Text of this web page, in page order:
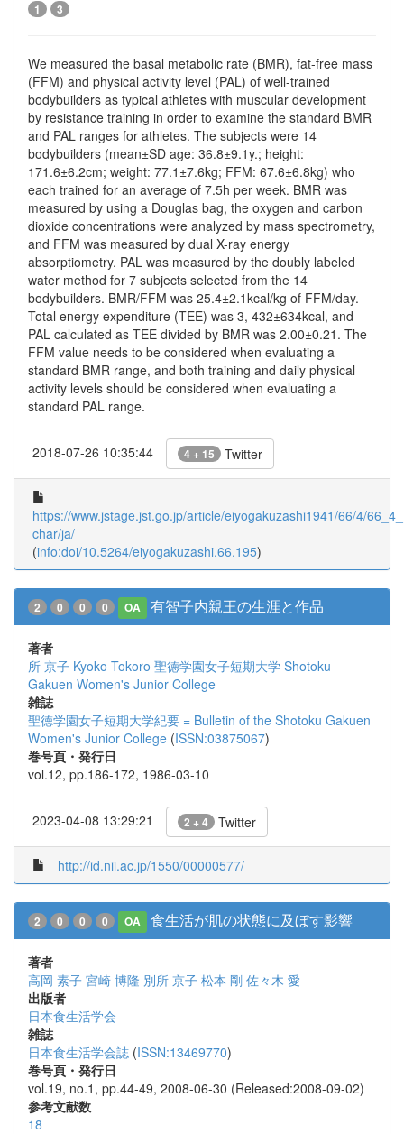
1 3
We measured the basal metabolic rate (BMR), fat-free mass
(FFM) and physical activity level (PAL) of well-trained
bodybuilders as typical athletes with muscular development
by resistance training in order to examine the standard BMR
and PAL ranges for athletes. The subjects were 14
bodybuilders (mean±SD age: 36.8±9.1y.; height:
171.6±6.2cm; weight: 77.1±7.6kg; FFM: 67.6±6.8kg) who
each trained for an average of 7.5h per week. BMR was
measured by using a Douglas bag, the oxygen and carbon
dioxide concentrations were analyzed by mass spectrometry,
and FFM was measured by dual X-ray energy
absorptiometry. PAL was measured by the doubly labeled
water method for 7 subjects selected from the 14
bodybuilders. BMR/FFM was 25.4±2.1kcal/kg of FFM/day.
Total energy expenditure (TEE) was 3, 432±634kcal, and
PAL calculated as TEE divided by BMR was 2.00±0.21. The
FFM value needs to be considered when evaluating a
standard BMR range, and both training and daily physical
activity levels should be considered when evaluating a
standard PAL range.
2018-07-26 10:35:44 4 + 15 Twitter
https://www.jstage.jst.go.jp/article/eiyogakuzashi1941/66/4/
char/ja/
(info:doi/10.5264/eiyogakuzashi.66.195)
2 0 0 0 OA 有智子内親王の生涯と作品
著者
所 京子 Kyoko Tokoro 聖徳学園女子短期大学 Shotoku
Gakuen Women's Junior College
雑誌
聖徳学園女子短期大学紀要 = Bulletin of the Shotoku Gakuen
Women's Junior College (ISSN:03875067)
巻号頁・発行日
vol.12, pp.186-172, 1986-03-10
2023-04-08 13:29:21 2 + 4 Twitter
http://id.nii.ac.jp/1550/00000577/
2 0 0 0 OA 食生活が肌の状態に及ぼす影響
著者
高岡 素子 宮崎 博隆 別所 京子 松本 剛 佐々木 愛
出版者
日本食生活学会
雑誌
日本食生活学会誌 (ISSN:13469770)
巻号頁・発行日
vol.19, no.1, pp.44-49, 2008-06-30 (Released:2008-09-02)
参考文献数
18